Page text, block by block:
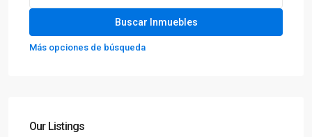
Más opciones de búsqueda
Our Listings